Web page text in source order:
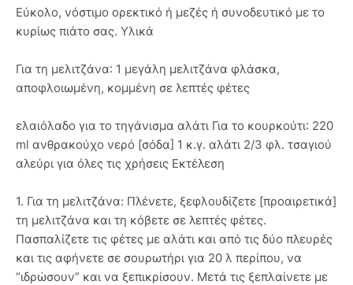
Εύκολο, νόστιμο ορεκτικό ή μεζές ή συνοδευτικό με το
κυρίως πιάτο σας. Υλικά
Για τη μελιτζάνα: 1 μεγάλη μελιτζάνα φλάσκα,
αποφλοιωμένη, κομμένη σε λεπτές φέτες
ελαιόλαδο για το τηγάνισμα αλάτι Για το κουρκούτι: 220
ml ανθρακούχο νερό [σόδα] 1 κ.γ. αλάτι 2/3 φλ. τσαγιού
αλεύρι για όλες τις χρήσεις Εκτέλεση
1. Για τη μελιτζάνα: Πλένετε, ξεφλουδίζετε [προαιρετικά]
τη μελιτζάνα και τη κόβετε σε λεπτές φέτες.
Πασπαλίζετε τις φέτες με αλάτι και από τις δύο πλευρές
και τις αφήνετε σε σουρωτήρι για 20 λ περίπου, να
“ιδρώσουν” και να ξεπικρίσουν. Μετά τις ξεπλαίνετε με